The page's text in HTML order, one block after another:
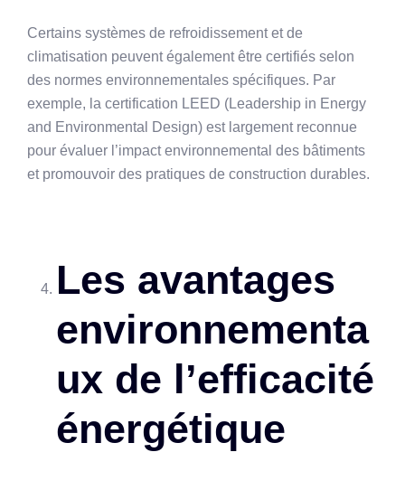
Certains systèmes de refroidissement et de
climatisation peuvent également être certifiés selon
des normes environnementales spécifiques. Par
exemple, la certification LEED (Leadership in Energy
and Environmental Design) est largement reconnue
pour évaluer l’impact environnemental des bâtiments
et promouvoir des pratiques de construction durables.
Les avantages
environnementa
ux de l’efficacité
énergétique